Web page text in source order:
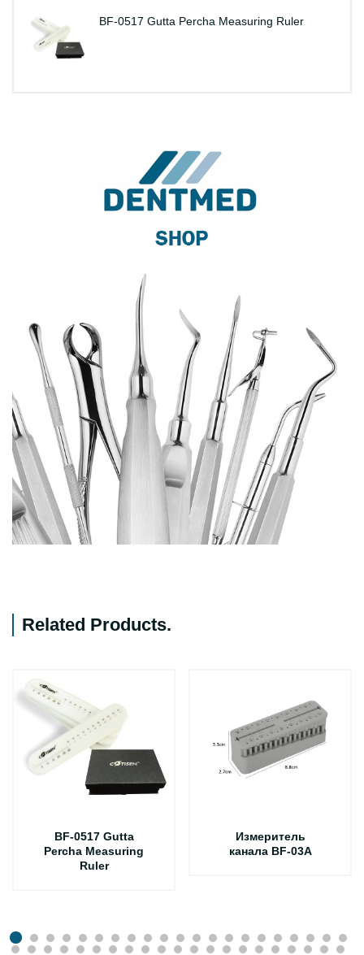
BF-0517 Gutta Percha Measuring Ruler
Related Products.
BF-0517 Gutta
Percha Measuring
Ruler
Измеритель
канала BF-03A